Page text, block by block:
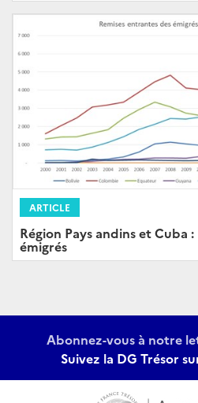
ARTICLE
Région Pays andins et Cuba :
émigrés
Abonnez-vous à notre
Suivez la DG Trésor